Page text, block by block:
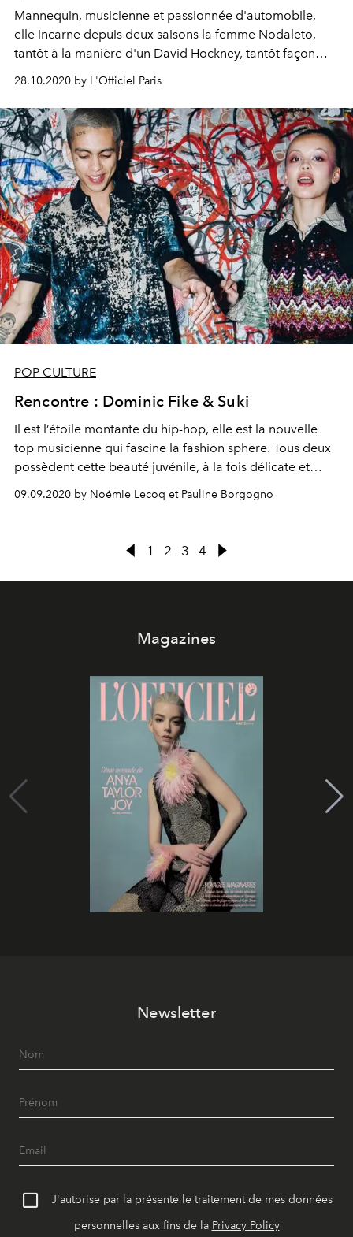
Mannequin, musicienne et passionnée d'automobile,
elle incarne depuis deux saisons la femme Nodaleto,
tantôt à la manière d'un David Hockney, tantôt façon
de dévoiler 'Blessing', un titre sensuel au fort pouvoir
addictif. Rencontre.
28.10.2020 by L'Officiel Paris
POP CULTURE
Rencontre : Dominic Fike & Suki
Il est l’étoile montante du hip-hop, elle est la nouvelle
top musicienne qui fascine la fashion sphere. Tous deux
possèdent cette beauté juvénile, à la fois délicate et
Française Suki et l’Américain Dominic Fike fasse autant
09.09.2020 by Noémie Lecoq et Pauline Borgogno
1 2 3 4
Magazines
Newsletter
J'autorise par la présente le traitement de mes données
personnelles aux fins de la Privacy Policy